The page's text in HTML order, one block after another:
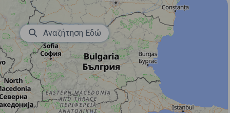
Αναζήτηση Εδώ